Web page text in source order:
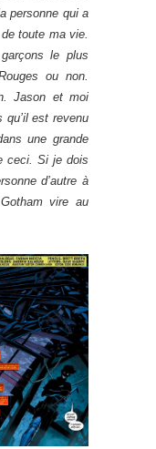
personne qui a
toute ma vie.
le plus
ou non.
Jason et moi
qu’il est revenu
une grande
ceci. Si je dois
d’autre à
vire au